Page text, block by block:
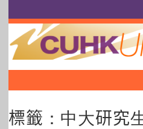
主頁 |||
社創薈動 六物
標籤：中大研究